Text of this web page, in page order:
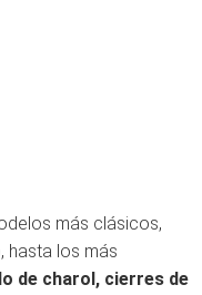
más clásicos,
hasta los más
de charol, cierres de